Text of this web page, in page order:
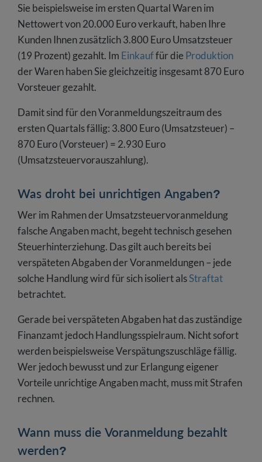
Sie beispielsweise im ersten Quartal Waren im
Nettowert von 20.000 Euro verkauft, haben Ihre
Kunden Ihnen zusätzlich 3.800 Euro Umsatzsteuer
(19 Prozent) gezahlt. Im Einkauffür die Produktion
der Waren haben Sie gleichzeitig insgesamt 870 Euro
Vorsteuer gezahlt.
Damit sind für den Voranmeldungszeitraum des
ersten Quartals fällig: 3.800 Euro (Umsatzsteuer) –
870 Euro (Vorsteuer) = 2.930 Euro
(Umsatzsteuervorauszahlung).
Was droht bei unrichtigen Angaben?
Wer im Rahmen der Umsatzsteuervoranmeldung
falsche Angaben macht, begeht technisch gesehen
Steuerhinterziehung. Das gilt auch bereits bei
verspäteten Abgaben der Voranmeldungen – jede
solche Handlung wird für sich isoliert alsStraftat
betrachtet.
Gerade bei verspäteten Abgaben hat das zuständige
Finanzamt jedoch Handlungsspielraum. Nicht sofort
werden beispielsweise Verspätungszuschläge fällig.
Wer jedoch bewusst und zur Erlangung eigener
Vorteile unrichtige Angaben macht, muss mit Strafen
rechnen.
Wann muss die Voranmeldung bezahlt
werden?